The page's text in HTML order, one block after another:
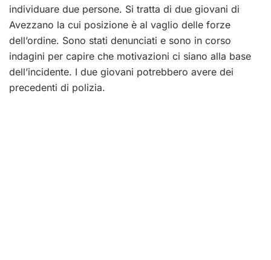
individuare due persone. Si tratta di due giovani di
Avezzano la cui posizione è al vaglio delle forze
dell’ordine. Sono stati denunciati e sono in corso
indagini per capire che motivazioni ci siano alla base
dell’incidente. I due giovani potrebbero avere dei
precedenti di polizia.